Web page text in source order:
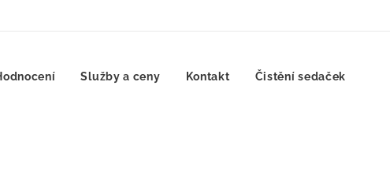
Služby a ceny Kontakt Čistění sedaček